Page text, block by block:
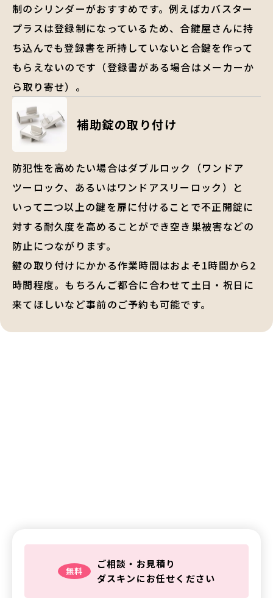
制のシリンダーがおすすめです。例えばカバスター
プラスは登録制になっているため、合鍵屋さんに持
ち込んでも登録書を所持していないと合鍵を作って
もらえないのです（登録書がある場合はメーカーか
ら取り寄せ）。
補助錠の取り付け
防犯性を高めたい場合はダブルロック（ワンドア
ツーロック、あるいはワンドアスリーロック）と
いって二つ以上の鍵を扉に付けることで不正開錠に
対する耐久度を高めることができ空き巣被害などの
防止につながります。
鍵の取り付けにかかる作業時間はおよそ1時間から2
時間程度。もちろんご都合に合わせて土日・祝日に
来てほしいなど事前のご予約も可能です。
無料
ご相談・お見積り
ダスキンにお任せください